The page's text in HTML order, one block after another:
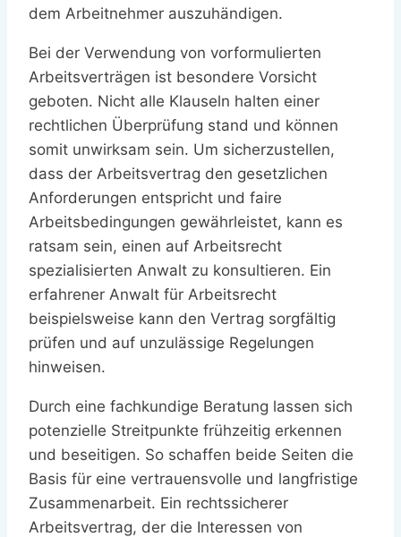
dem Arbeitnehmer auszuhändigen.
Bei der Verwendung von vorformulierten
Arbeitsverträgen ist besondere Vorsicht
geboten. Nicht alle Klauseln halten einer
rechtlichen Überprüfung stand und können
somit unwirksam sein. Um sicherzustellen,
dass der Arbeitsvertrag den gesetzlichen
Anforderungen entspricht und faire
Arbeitsbedingungen gewährleistet, kann es
ratsam sein, einen auf Arbeitsrecht
spezialisierten Anwalt zu konsultieren. Ein
erfahrener Anwalt für Arbeitsrecht
beispielsweise kann den Vertrag sorgfältig
prüfen und auf unzulässige Regelungen
hinweisen.
Durch eine fachkundige Beratung lassen sich
potenzielle Streitpunkte frühzeitig erkennen
und beseitigen. So schaffen beide Seiten die
Basis für eine vertrauensvolle und langfristige
Zusammenarbeit. Ein rechtssicherer
Arbeitsvertrag, der die Interessen von